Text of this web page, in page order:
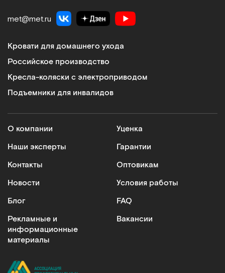
met@met.ru
Кровати для домашнего ухода
Российское производство
Кресла-коляски с электроприводом
Подъемники для инвалидов
О компании
Наши эксперты
Контакты
Новости
Блог
Рекламные и
информационные
материалы
Уценка
Гарантии
Оптовикам
Условия работы
FAQ
Вакансии